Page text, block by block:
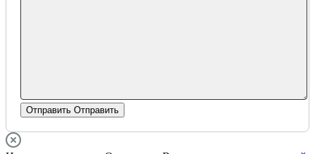
Отправить Отправить